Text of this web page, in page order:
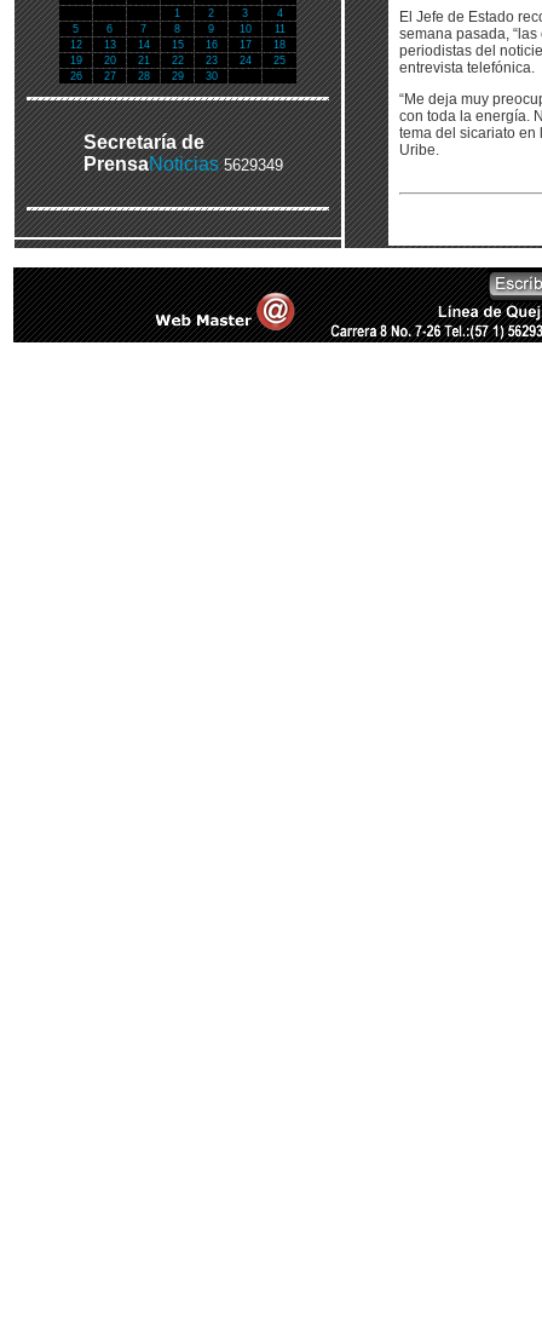
1
2 3
4
5
6 7 8 9 10
11
12
13 14 15 16 17
18
19
20 21 22 23 24
25
26
27 28 29 30
Secretaría de
PrensaNoticias 5629349
El Jefe de Estado
semana pasada,
periodistas del
entrevista telefónica.
“Me deja muy
con toda la energía.
tema del sicariato en
Uribe.